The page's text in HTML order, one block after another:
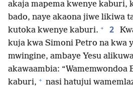
akaja mapema kwenye kaburi,
bado, naye akaona jiwe likiwa
kutoka kwenye kaburi. + 2
kuja kwa Simoni Petro na kwa
mwingine, ambaye Yesu
akawaambia: “Wamemwondoa
kaburi, + nasi hatujui